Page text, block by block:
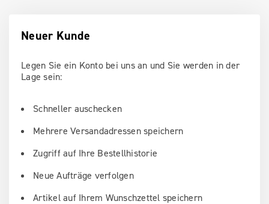
Neuer Kunde
Legen Sie ein Konto bei uns an und Sie werden in der
Lage sein:
Schneller auschecken
Mehrere Versandadressen speichern
Zugriff auf Ihre Bestellhistorie
Neue Aufträge verfolgen
Artikel auf Ihrem Wunschzettel speichern